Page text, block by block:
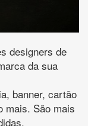
designers de
da sua
banner, cartão
mais. São mais